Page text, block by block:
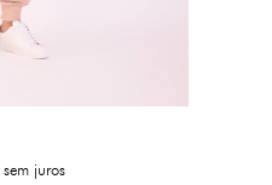
sem juros